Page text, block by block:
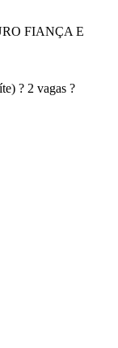
FIANÇA E
? 2 vagas ?